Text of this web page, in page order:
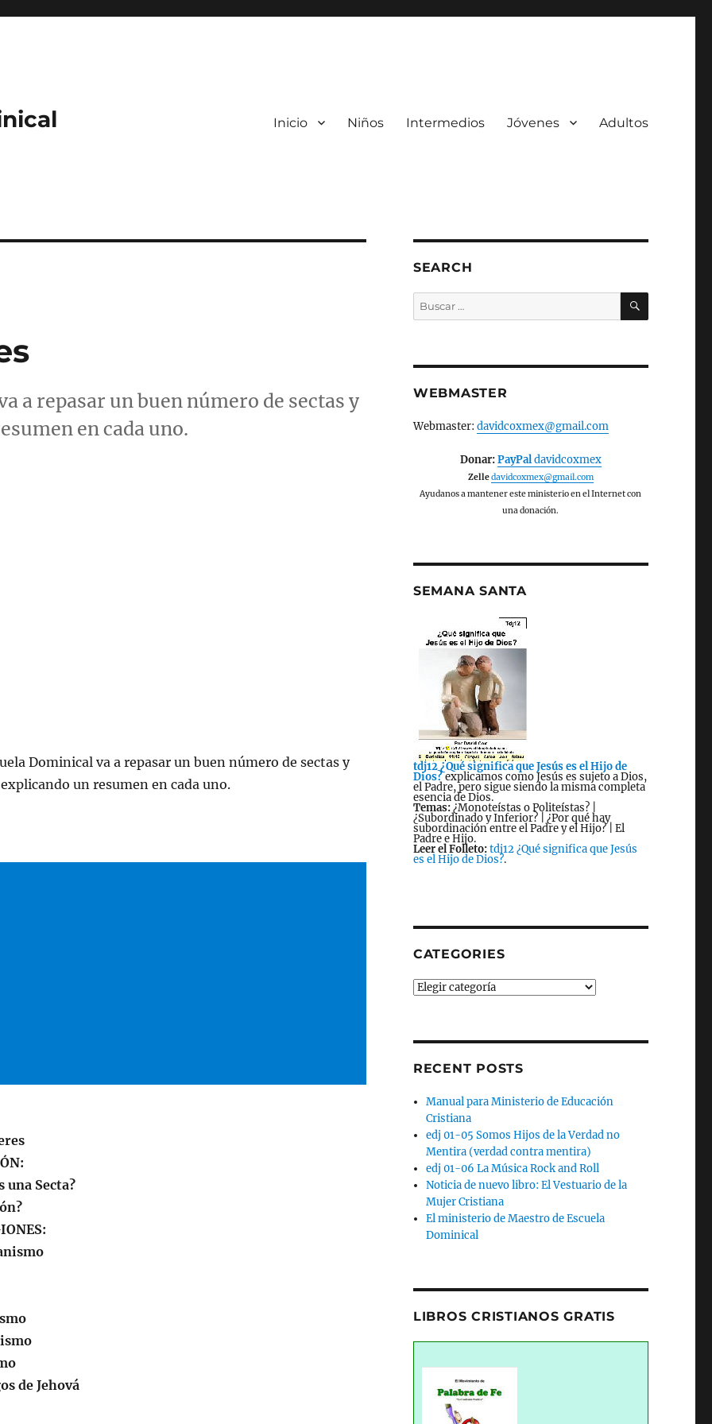
Inicio Niños Intermedios Jóvenes Adultos
a repasar un buen número de sectas y
en cada uno.
Dominical va a repasar un buen número de sectas y
un resumen en cada uno.
una Secta?
de Jehová
SEARCH
Buscar
por:
BUSCAR
WEBMASTER
Webmaster: davidcoxmex@gmail.com
Donar:PayPaldavidcoxmex
Zelledavidcoxmex@gmail.com
Ayudanos a mantener este ministerio en el Internet con
una donación.
SEMANA SANTA
tdj12 ¿Qué significa que Jesús es el Hijo de
Dios?explicamos como Jesús es sujeto a Dios,
el Padre, pero sigue siendo la misma completa
esencia de Dios.
Temas:¿Monoteístas o Politeístas? |
¿Subordinado y Inferior? | ¿Por qué hay
subordinación entre el Padre y el Hijo? | El
Padre e Hijo.
Leer el Folleto:tdj12 ¿Qué significa que Jesús
es el Hijo de Dios?.
CATEGORIES
Categories
RECENT POSTS
Manual para Ministerio de Educación
Cristiana
edj 01-05 Somos Hijos de la Verdad no
Mentira (verdad contra mentira)
edj 01-06 La Música Rock and Roll
Noticia de nuevo libro: El Vestuario de la
Mujer Cristiana
El ministerio de Maestro de Escuela
Dominical
LIBROS CRISTIANOS GRATIS